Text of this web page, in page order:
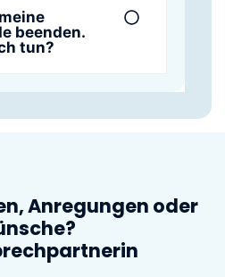
beenden.
tun?
Anregungen oder